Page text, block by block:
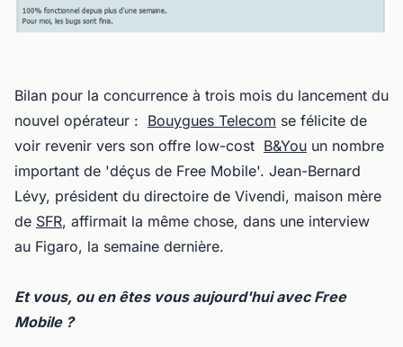
Bilan pour la concurrence à trois mois du lancement du
nouvel opérateur : Bouygues Telecom se félicite de
voir revenir vers son offre low-cost B&You un nombre
important de 'déçus de Free Mobile'. Jean-Bernard
Lévy, président du directoire de Vivendi, maison mère
de SFR, affirmait la même chose, dans une interview
au Figaro, la semaine dernière.
Et vous, ou en êtes vous aujourd'hui avec Free
Mobile ?